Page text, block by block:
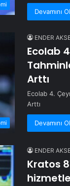
Devamını
ENDER
Ecolab
Arttı
Ecolab 4.
Arttı
Devamını
ENDER
Kratos